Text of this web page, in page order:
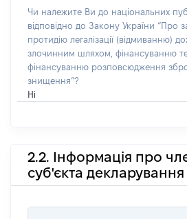
Чи належите Ви до національних
відповідно до Закону України “Про
протидію легалізації (відмиванню)
злочинним шляхом, фінансуванню
фінансуванню розповсюдження
знищення”?
Ні
2.2. Інформація про
суб'єкта декларування